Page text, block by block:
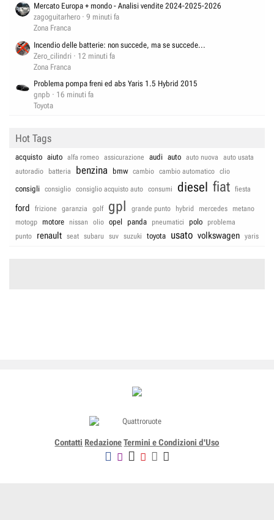
Mercato Europa + mondo - Analisi vendite 2024-2025-2026
zagoguitarhero
9 minuti fa
Zona Franca
Incendio delle batterie: non succede, ma se succede...
Zero_cilindri
12 minuti fa
Zona Franca
Problema pompa freni ed abs Yaris 1.5 Hybrid 2015
gnpb
16 minuti fa
Toyota
Hot Tags
acquisto aiuto alfa romeo assicurazione audi auto auto nuova
auto usata
autoradio
batteria benzina bmw cambio cambio automatico clio
consigli consiglio consiglio acquisto auto consumi diesel fiat fiesta
ford frizione garanzia golf gpl grande punto hybrid mercedes
metano
motogp
motore nissan olio opel panda pneumatici polo
problema
punto
renault seat subaru suv suzuki toyota usato volkswagen yaris
Contatti Redazione Termini e Condizioni d'Uso